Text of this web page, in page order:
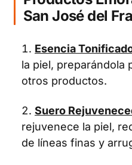
San José del
Esencia
la piel, preparándola
otros productos.
Suero
rejuvenece la piel,
de líneas finas y